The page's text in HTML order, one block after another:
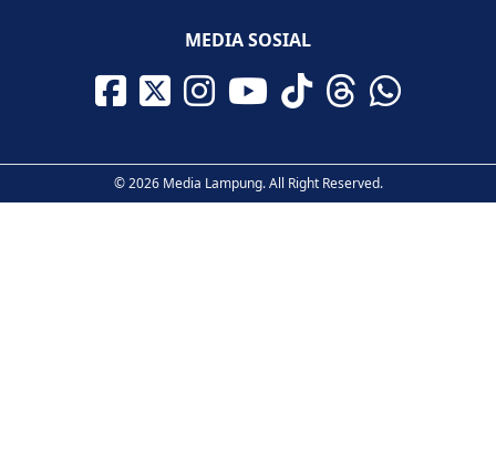
MEDIA SOSIAL
© 2026 Media Lampung. All Right Reserved.